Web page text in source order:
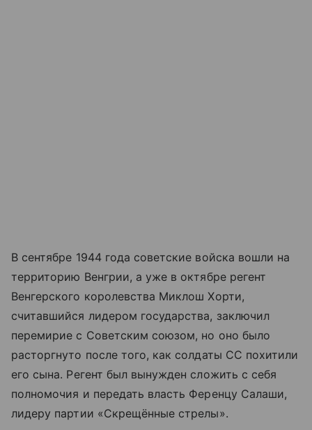
В сентябре 1944 года советские войска вошли на
территорию Венгрии, а уже в октябре регент
Венгерского королевства Миклош Хорти,
считавшийся лидером государства, заключил
перемирие с Советским союзом, но оно было
расторгнуто после того, как солдаты СС похитили
его сына. Регент был вынужден сложить с себя
полномочия и передать власть Ференцу Салаши,
лидеру партии «Скрещённые стрелы».